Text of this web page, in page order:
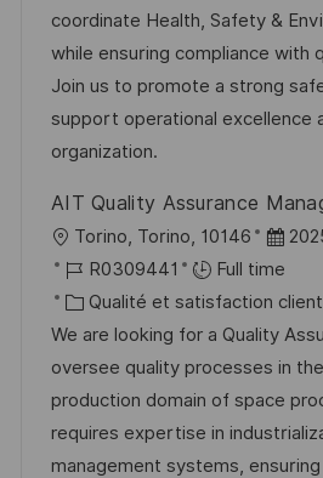
l
i
s
a
t
o
n
é
r
e
n
c
d
u
p
o
s
t
e
t
é
g
o
r
e
coordinate Health, Safety &
while ensuring compliance with
Join us to promote a strong
support operational excellence
organization.
AIT Quality Assurance
o
c
a
l
i
s
a
Torino, Torino, 10146
D
a
t
e
d
’
a
f
R
é
f
é
r
e
n
R0309441
Full time
C
a
t
é
g
o
Qualité et satisfaction client
We are looking for a Quality
oversee quality processes in
production domain of space
requires expertise in
management systems,